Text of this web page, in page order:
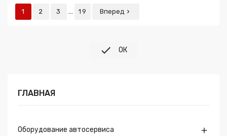
1 2 3 … 19 Вперед 
 ОК
ГЛАВНАЯ
Оборудование автосервиса 